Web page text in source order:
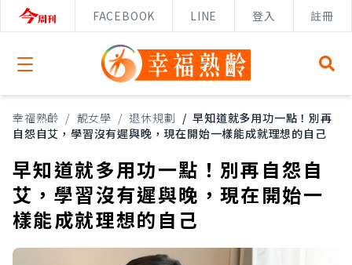
FACEBOOK LINE 登入 註冊
Open menu
幸福熟齡 / 靚女學 / 退休規劃 / 早知道就多用功一點！別再
自怨自艾，學習沒有遲與晚，現在開始一樣能成就理想的自己
早知道就多用功一點！別再自怨自
艾，學習沒有遲與晚，現在開始一
樣能成就理想的自己